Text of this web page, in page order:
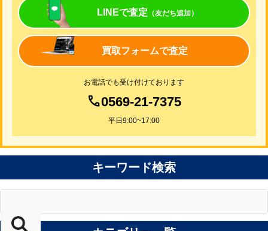
LINEで査定 （友だち追加）
買取フォームで査定
お電話でも受け付けております
0569-21-7375
平日9:00~17:00
キーワード検索